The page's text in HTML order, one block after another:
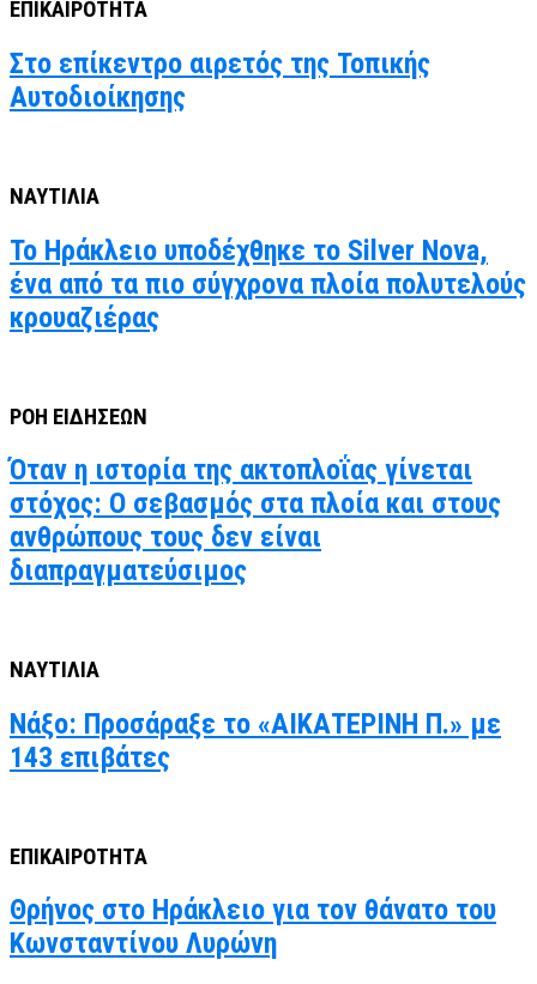
ΕΠΙΚΑΙΡΟΤΗΤΑ
Στο επίκεντρο αιρετός της Τοπικής
Αυτοδιοίκησης
ΝΑΥΤΙΛΙΑ
Το Ηράκλειο υποδέχθηκε το Silver Nova,
ένα από τα πιο σύγχρονα πλοία πολυτελούς
κρουαζιέρας
ΡΟΗ ΕΙΔΗΣΕΩΝ
Όταν η ιστορία της ακτοπλοΐας γίνεται
στόχος: Ο σεβασμός στα πλοία και στους
ανθρώπους τους δεν είναι
διαπραγματεύσιμος
ΝΑΥΤΙΛΙΑ
Νάξο: Προσάραξε το «ΑΙΚΑΤΕΡΙΝΗ Π.» με
143 επιβάτες
ΕΠΙΚΑΙΡΟΤΗΤΑ
Θρήνος στο Ηράκλειο για τον θάνατο του
Κωνσταντίνου Λυρώνη